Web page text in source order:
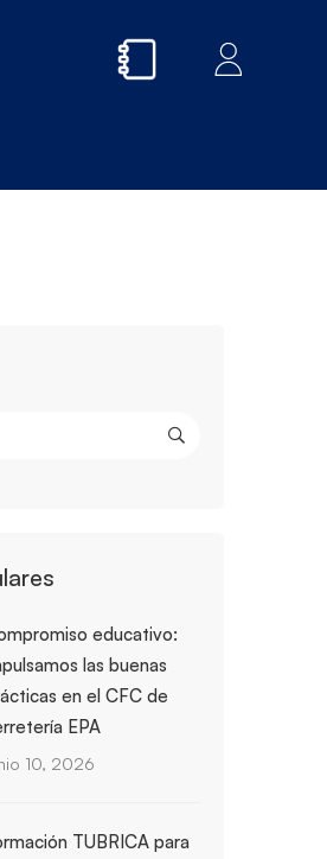
educativo:
las buenas
en el CFC de
EPA
10, 2026
TUBRICA para